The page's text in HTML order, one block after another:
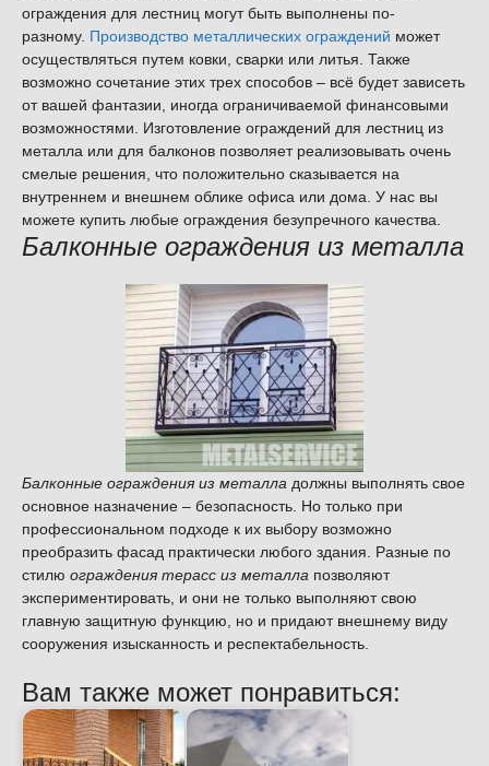
ограждения для лестниц могут быть выполнены по-
разному. Производство металлических ограждений может
осуществляться путем ковки, сварки или литья. Также
возможно сочетание этих трех способов – всё будет зависеть
от вашей фантазии, иногда ограничиваемой финансовыми
возможностями. Изготовление ограждений для лестниц из
металла или для балконов позволяет реализовывать очень
смелые решения, что положительно сказывается на
внутреннем и внешнем облике офиса или дома. У нас вы
можете купить любые ограждения безупречного качества.
Балконные ограждения из металла
Балконные ограждения из металла должны выполнять свое
основное назначение – безопасность. Но только при
профессиональном подходе к их выбору возможно
преобразить фасад практически любого здания. Разные по
стилю ограждения терасс из металла позволяют
экспериментировать, и они не только выполняют свою
главную защитную функцию, но и придают внешнему виду
сооружения изысканность и респектабельность.
Вам также может понравиться: